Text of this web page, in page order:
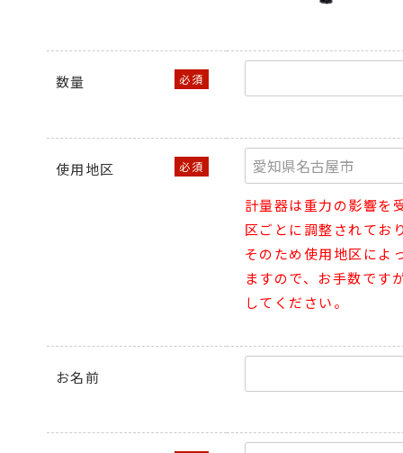
数量
使用地区
計量器は重力の影響を
区ごとに調整されてお
そのため使用地区によ
ますので、お手数です
してください。
お名前